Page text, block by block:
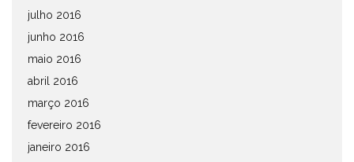
julho 2016
junho 2016
maio 2016
abril 2016
março 2016
fevereiro 2016
janeiro 2016